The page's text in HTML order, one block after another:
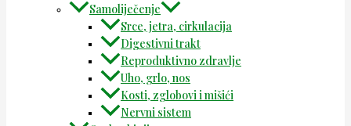
Samoliječenje
Srce, jetra, cirkulacija
Digestivni trakt
Reproduktivno zdravlje
Uho, grlo, nos
Kosti, zglobovi i mišići
Nervni sistem